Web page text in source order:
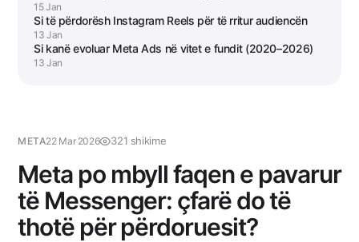
META22 Mar 2026 321 shikime
Meta po mbyll faqen e pavarur
të Messenger: çfarë do të
thotë për përdoruesit?
15 Jan
Si të përdorësh Instagram Reels për të rritur audiencën
13 Jan
Si kanë evoluar Meta Ads në vitet e fundit (2020–2026)
13 Jan